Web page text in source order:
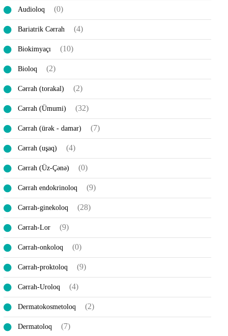
Audioloq (0)
Bariatrik Cərrah (4)
Biokimyaçı (10)
Bioloq (2)
Cərrah (torakal) (2)
Cərrah (Ümumi) (32)
Cərrah (ürək - damar) (7)
Cərrah (uşaq) (4)
Cərrah (Üz-Çənə) (0)
Cərrah endokrinoloq (9)
Cərrah-ginekoloq (28)
Cərrah-Lor (9)
Cərrah-onkoloq (0)
Cərrah-proktoloq (9)
Cərrah-Uroloq (4)
Dermatokosmetoloq (2)
Dermatoloq (7)